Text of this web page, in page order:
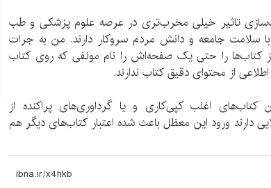
تاثیر خیلی مخرب‌تری در عرصه علوم پزشکی و طب
سلامت جامعه و دانش مردم سروکار دارند. من به جرات
کتاب‌ها را حتی یک صفحه‌اش را نام مولفی که روی کتاب
از محتوای دقیق کتاب ندارند.
کتاب‌های اغلب کپی‌کاری و یا گرداوری‌های پراکنده از
دارند ورود این معظل باعث شده اعتبار کتاب‌های دیگر هم